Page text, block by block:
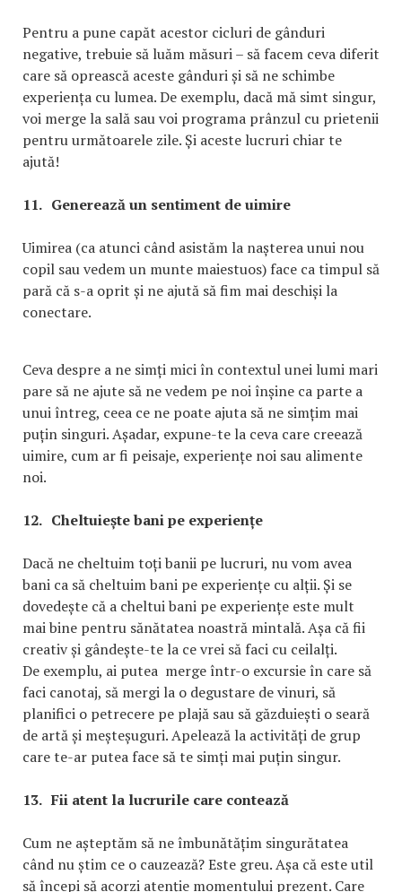
Pentru a pune capăt acestor cicluri de gânduri
negative, trebuie să luăm măsuri – să facem ceva diferit
care să oprească aceste gânduri și să ne schimbe
experiența cu lumea. De exemplu, dacă mă simt singur,
voi merge la sală sau voi programa prânzul cu prietenii
pentru următoarele zile. Și aceste lucruri chiar te
ajută!
11. Generează un sentiment de uimire
Uimirea (ca atunci când asistăm la nașterea unui nou
copil sau vedem un munte maiestuos) face ca timpul să
pară că s-a oprit și ne ajută să fim mai deschiși la
conectare.
Ceva despre a ne simți mici în contextul unei lumi mari
pare să ne ajute să ne vedem pe noi înșine ca parte a
unui întreg, ceea ce ne poate ajuta să ne simțim mai
puțin singuri. Așadar, expune-te la ceva care creează
uimire, cum ar fi peisaje, experiențe noi sau alimente
noi.
12. Cheltuiește bani pe experiențe
Dacă ne cheltuim toți banii pe lucruri, nu vom avea
bani ca să cheltuim bani pe experiențe cu alții. Și se
dovedește că a cheltui bani pe experiențe este mult
mai bine pentru sănătatea noastră mintală. Așa că fii
creativ și gândește-te la ce vrei să faci cu ceilalți.
De exemplu, ai putea merge într-o excursie în care să
faci canotaj, să mergi la o degustare de vinuri, să
planifici o petrecere pe plajă sau să găzduiești o seară
de artă și meșteșuguri. Apelează la activități de grup
care te-ar putea face să te simți mai puțin singur.
13. Fii atent la lucrurile care contează
Cum ne așteptăm să ne îmbunătățim singurătatea
când nu știm ce o cauzează? Este greu. Așa că este util
să începi să acorzi atenție momentului prezent. Care